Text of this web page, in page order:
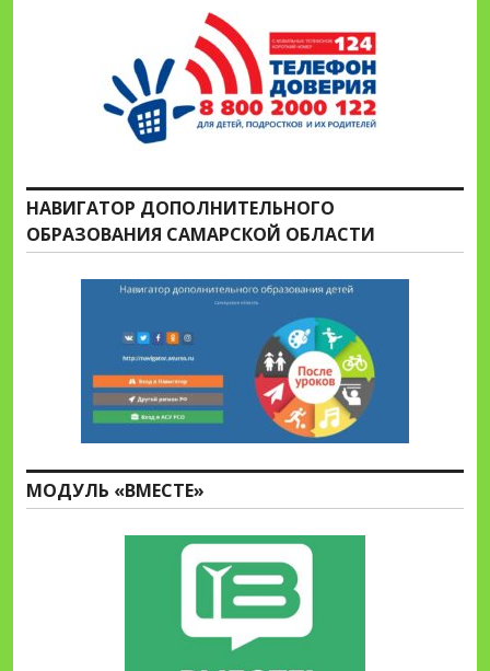
НАВИГАТОР ДОПОЛНИТЕЛЬНОГО
ОБРАЗОВАНИЯ САМАРСКОЙ ОБЛАСТИ
МОДУЛЬ «ВМЕСТЕ»